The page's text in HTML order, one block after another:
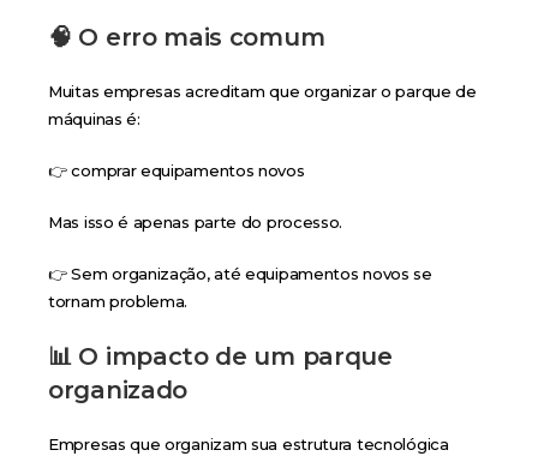
🧠 O erro mais comum
Muitas empresas acreditam que organizar o parque de
máquinas é:
👉 comprar equipamentos novos
Mas isso é apenas parte do processo.
👉 Sem organização, até equipamentos novos se
tornam problema.
📊 O impacto de um parque
organizado
Empresas que organizam sua estrutura tecnológica